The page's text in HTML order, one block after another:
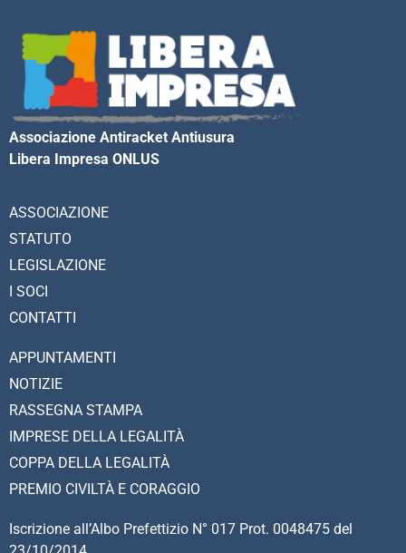
Associazione Antiracket Antiusura
Libera Impresa ONLUS
ASSOCIAZIONE
STATUTO
LEGISLAZIONE
I SOCI
CONTATTI
APPUNTAMENTI
NOTIZIE
RASSEGNA STAMPA
IMPRESE DELLA LEGALITÀ
COPPA DELLA LEGALITÀ
PREMIO CIVILTÀ E CORAGGIO
Iscrizione all’Albo Prefettizio N° 017 Prot. 0048475 del